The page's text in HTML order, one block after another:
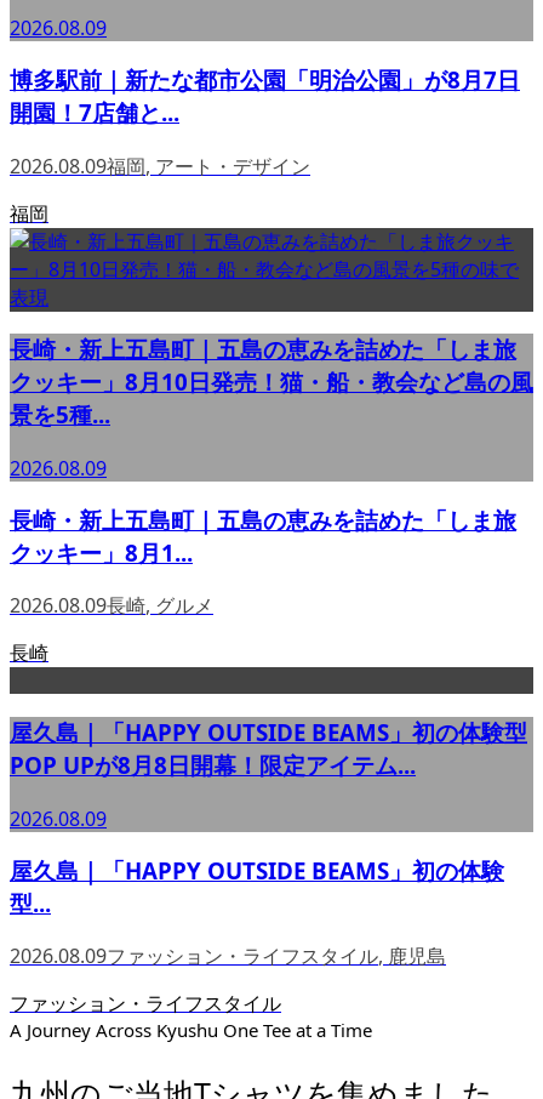
2026.08.09
博多駅前｜新たな都市公園「明治公園」が8月7日
開園！7店舗と...
2026.08.09福岡, アート・デザイン
福岡
長崎・新上五島町｜五島の恵みを詰めた「しま旅
クッキー」8月10日発売！猫・船・教会など島の風
景を5種...
2026.08.09
長崎・新上五島町｜五島の恵みを詰めた「しま旅
クッキー」8月1...
2026.08.09長崎, グルメ
長崎
屋久島｜「HAPPY OUTSIDE BEAMS」初の体験型
POP UPが8月8日開幕！限定アイテム...
2026.08.09
屋久島｜「HAPPY OUTSIDE BEAMS」初の体験
型...
2026.08.09ファッション・ライフスタイル, 鹿児島
ファッション・ライフスタイル
A Journey Across Kyushu One Tee at a Time